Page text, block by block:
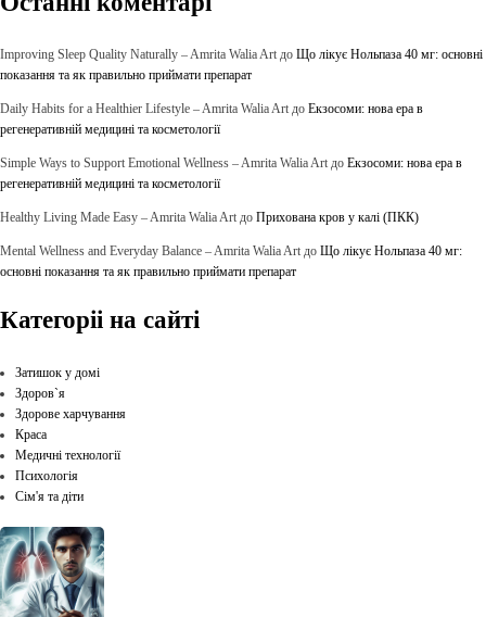
Improving Sleep Quality Naturally – Amrita Walia Art до Що лікує Нольпаза 40 мг: основні
показання та як правильно приймати препарат
Daily Habits for a Healthier Lifestyle – Amrita Walia Art до Екзосоми: нова ера в
регенеративній медицині та косметології
Simple Ways to Support Emotional Wellness – Amrita Walia Art до Екзосоми: нова ера в
регенеративній медицині та косметології
Healthy Living Made Easy – Amrita Walia Art до Прихована кров у калі (ПКК)
Mental Wellness and Everyday Balance – Amrita Walia Art до Що лікує Нольпаза 40 мг:
основні показання та як правильно приймати препарат
Категоріі на сайті
Затишок у домі
Здоров`я
Здорове харчування
Краса
Медичні технології
Психологія
Сім'я та діти